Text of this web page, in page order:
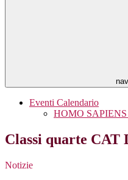
Eventi Calendario
HOMO SAPIENS
Classi quarte
Notizie